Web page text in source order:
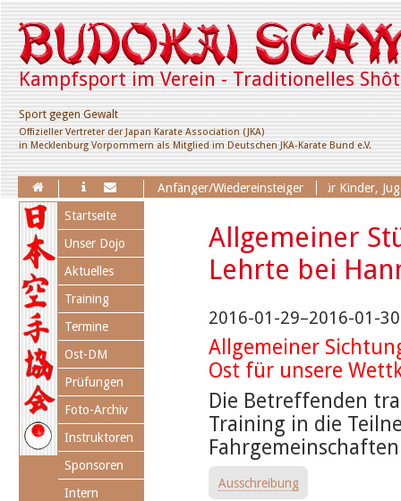
Kampfsport im Verein - Traditionelles
Sport gegen Gewalt
Offizieller Vertreter der Japan Karate Association (JKA)
in Mecklenburg Vorpommern als Mitglied im Deutschen JKA-Karate Bund e.V.
Anfänger/Wiedereinsteiger
Erweiterung des Trainingsangebotes für Kinder,
Allgemeiner
Lehrte bei
2016-01-29–2016-01-30
Allgemeiner
Ost für unsere
Die Betreffenden
Training in die
Ausschreibung
Navigation
überspringen
Startseite
Unser Dojo
Aktuelles
Training
Termine
Ost-DM
Prüfungen
Foto-Archiv
Instruktoren
Sponsoren
Intern